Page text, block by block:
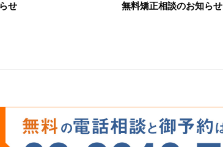
せ 無料矯正相談のお知らせ